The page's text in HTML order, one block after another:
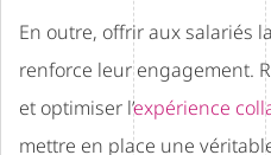
En outre, offrir aux salariés
renforce leur engagement.
et optimiser l’expérience
mettre en place une